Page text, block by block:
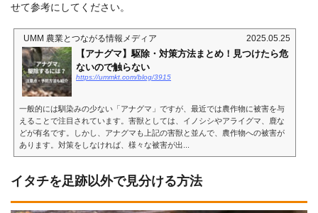
せて参考にしてください。
UMM 農業とつながる情報メディア 2025.05.25
【アナグマ】駆除・対策方法まとめ！見つけたら危
ないので触らない
https://ummkt.com/blog/3915
一般的には馴染みの少ない「アナグマ」ですが、最近では農作物に被害を与
えることで注目されています。害獣としては、イノシシやアライグマ、鹿な
どが有名です。しかし、アナグマも上記の害獣と並んで、農作物への被害が
あります。対策をしなければ、様々な被害が出...
イタチを足跡以外で見分ける方法